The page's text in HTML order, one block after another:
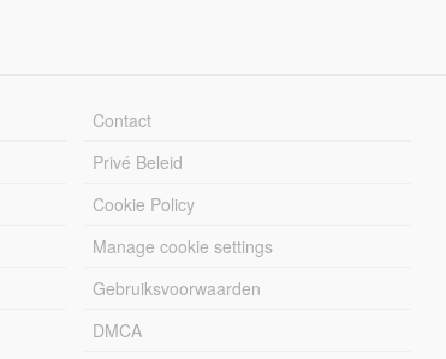
Contact
Privé Beleid
Cookie Policy
Manage cookie settings
Gebruiksvoorwaarden
DMCA